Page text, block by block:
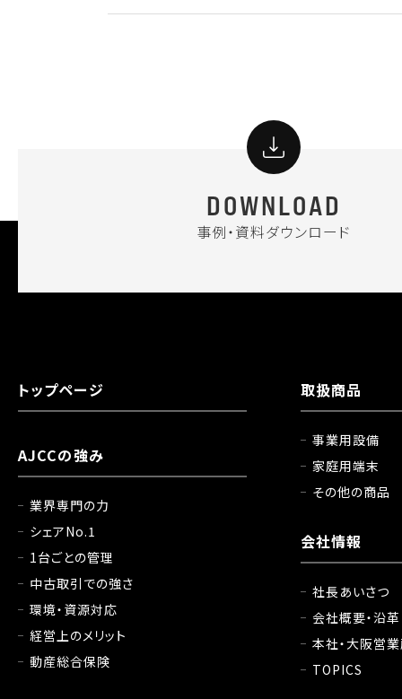
DOWNLOAD
事例・資料ダウンロード
トップページ
AJCCの強み
業界専門の力
シェアNo.1
1台ごとの管理
中古取引での強さ
環境・資源対応
経営上のメリット
動産総合保険
取扱商品
事業用設備
家庭用端末
その他の商品
会社情報
社長あいさつ
会社概要・沿革
本社・大阪営
TOPICS